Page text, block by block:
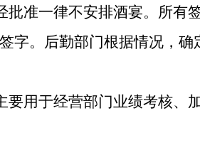
准一律不安排酒宴。所有
字。后勤部门根据情况，确
要用于经营部门业绩考核、